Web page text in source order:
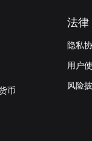
币
法律
隐私
用户
风险